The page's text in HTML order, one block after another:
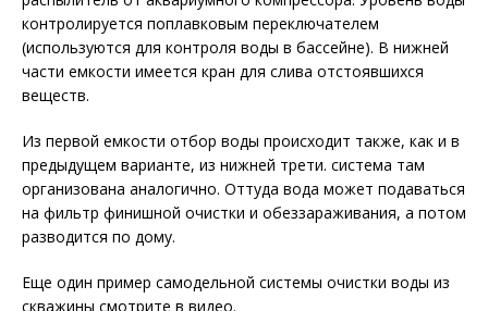
контролируется поплавковым переключателем
(используются для контроля воды в бассейне). В нижней
части емкости имеется кран для слива отстоявшихся
веществ.
Из первой емкости отбор воды происходит также, как и в
предыдущем варианте, из нижней трети. система там
организована аналогично. Оттуда вода может подаваться
на фильтр финишной очистки и обеззараживания, а потом
разводится по дому.
Еще один пример самодельной системы очистки воды из
скважины смотрите в видео.